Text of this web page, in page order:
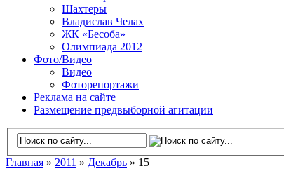
Шахтеры
Владислав Челах
ЖК «Бесоба»
Олимпиада 2012
Фото/Видео
Видео
Фоторепортажи
Реклама на сайте
Размещение предвыборной агитации
Главная » 2011 » Декабрь » 15